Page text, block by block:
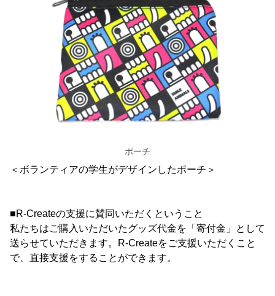
ポーチ
＜ボランティアの学生がデザインしたポーチ＞
■R-Createの支援に賛同いただくということ
私たちはご購入いただいたグッズ代金を「寄付金」として
送らせていただきます。R-Createをご支援いただくこと
で、直接支援をすることができます。